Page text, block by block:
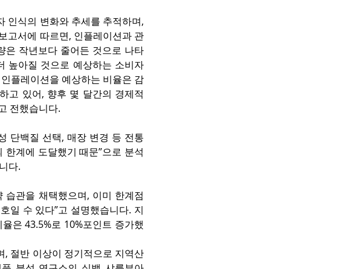
인식의 변화와 추세를 추적하며,
고서에 따르면, 인플레이션과 관
작년보다 줄어든 것으로 나타
높아질 것으로 예상하는 소비자
플레이션을 예상하는 비율은 감
고 있어, 향후 몇 달간의 경제적
전했습니다.
단백질 선택, 매장 변경 등 전통
계에 도달했기 때문”으로 분석
다.
습관을 채택했으며, 이미 한계점
일 수 있다”고 설명했습니다. 지
은 43.5%로 10%포인트 증가했
, 절반 이상이 정기적으로 지역산